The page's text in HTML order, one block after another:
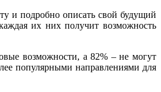
и подробно описать свой будущий
их них получит возможность
возможности, а 82% – не могут
популярными направлениями для